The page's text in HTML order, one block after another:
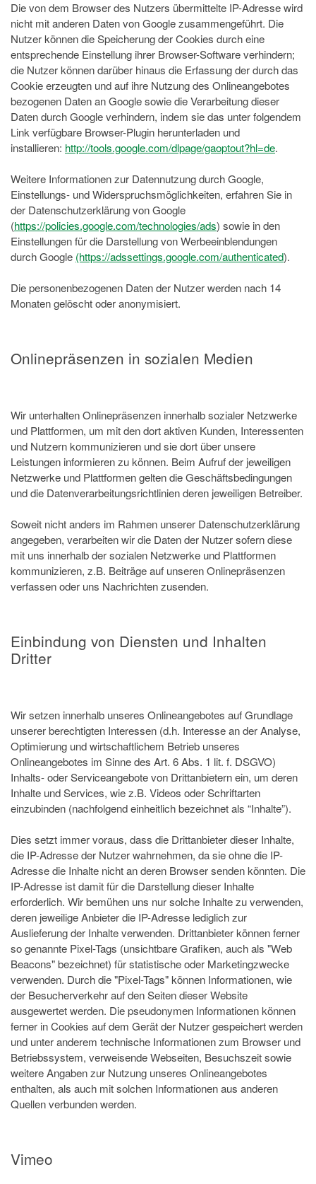
Die von dem Browser des Nutzers übermittelte IP-Adresse wird
nicht mit anderen Daten von Google zusammengeführt. Die
Nutzer können die Speicherung der Cookies durch eine
entsprechende Einstellung ihrer Browser-Software verhindern;
die Nutzer können darüber hinaus die Erfassung der durch das
Cookie erzeugten und auf ihre Nutzung des Onlineangebotes
bezogenen Daten an Google sowie die Verarbeitung dieser
Daten durch Google verhindern, indem sie das unter folgendem
Link verfügbare Browser-Plugin herunterladen und
installieren: http://tools.google.com/dlpage/gaoptout?hl=de.
Weitere Informationen zur Datennutzung durch Google,
Einstellungs- und Widerspruchsmöglichkeiten, erfahren Sie in
der Datenschutzerklärung von Google
(https://policies.google.com/technologies/ads) sowie in den
Einstellungen für die Darstellung von Werbeeinblendungen
durch Google (https://adssettings.google.com/authenticated).
Die personenbezogenen Daten der Nutzer werden nach 14
Monaten gelöscht oder anonymisiert.
Onlinepräsenzen in sozialen Medien
Wir unterhalten Onlinepräsenzen innerhalb sozialer Netzwerke
und Plattformen, um mit den dort aktiven Kunden, Interessenten
und Nutzern kommunizieren und sie dort über unsere
Leistungen informieren zu können. Beim Aufruf der jeweiligen
Netzwerke und Plattformen gelten die Geschäftsbedingungen
und die Datenverarbeitungsrichtlinien deren jeweiligen Betreiber.
Soweit nicht anders im Rahmen unserer Datenschutzerklärung
angegeben, verarbeiten wir die Daten der Nutzer sofern diese
mit uns innerhalb der sozialen Netzwerke und Plattformen
kommunizieren, z.B. Beiträge auf unseren Onlinepräsenzen
verfassen oder uns Nachrichten zusenden.
Einbindung von Diensten und Inhalten
Dritter
Wir setzen innerhalb unseres Onlineangebotes auf Grundlage
unserer berechtigten Interessen (d.h. Interesse an der Analyse,
Optimierung und wirtschaftlichem Betrieb unseres
Onlineangebotes im Sinne des Art. 6 Abs. 1 lit. f. DSGVO)
Inhalts- oder Serviceangebote von Drittanbietern ein, um deren
Inhalte und Services, wie z.B. Videos oder Schriftarten
einzubinden (nachfolgend einheitlich bezeichnet als “Inhalte”).
Dies setzt immer voraus, dass die Drittanbieter dieser Inhalte,
die IP-Adresse der Nutzer wahrnehmen, da sie ohne die IP-
Adresse die Inhalte nicht an deren Browser senden könnten. Die
IP-Adresse ist damit für die Darstellung dieser Inhalte
erforderlich. Wir bemühen uns nur solche Inhalte zu verwenden,
deren jeweilige Anbieter die IP-Adresse lediglich zur
Auslieferung der Inhalte verwenden. Drittanbieter können ferner
so genannte Pixel-Tags (unsichtbare Grafiken, auch als "Web
Beacons" bezeichnet) für statistische oder Marketingzwecke
verwenden. Durch die "Pixel-Tags" können Informationen, wie
der Besucherverkehr auf den Seiten dieser Website
ausgewertet werden. Die pseudonymen Informationen können
ferner in Cookies auf dem Gerät der Nutzer gespeichert werden
und unter anderem technische Informationen zum Browser und
Betriebssystem, verweisende Webseiten, Besuchszeit sowie
weitere Angaben zur Nutzung unseres Onlineangebotes
enthalten, als auch mit solchen Informationen aus anderen
Quellen verbunden werden.
Vimeo